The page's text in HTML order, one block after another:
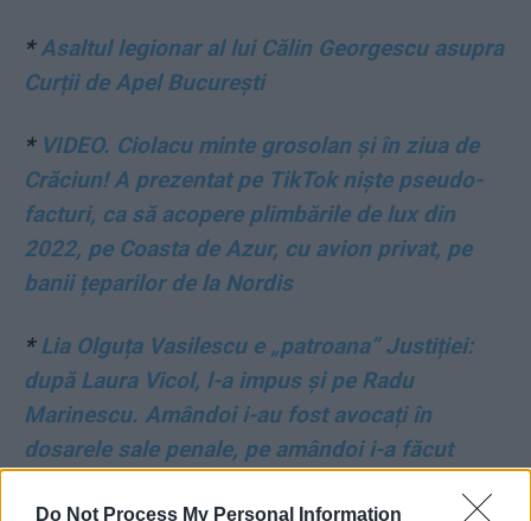
Do Not Process My Personal Information
*Asaltul legionar al lui Călin Georgescu asupra
Curții de Apel București
* VIDEO. Ciolacu minte grosolan și în ziua de
Crăciun! A prezentat pe TikTok niște pseudo-
facturi, ca să acopere plimbările de lux din
2022, pe Coasta de Azur, cu avion privat, pe
banii țeparilor de la Nordis
*Lia Olguța Vasilescu e „patroana” Justiției:
după Laura Vicol, l-a impus și pe Radu
Marinescu. Amândoi i-au fost avocați în
dosarele sale penale, pe amândoi i-a făcut